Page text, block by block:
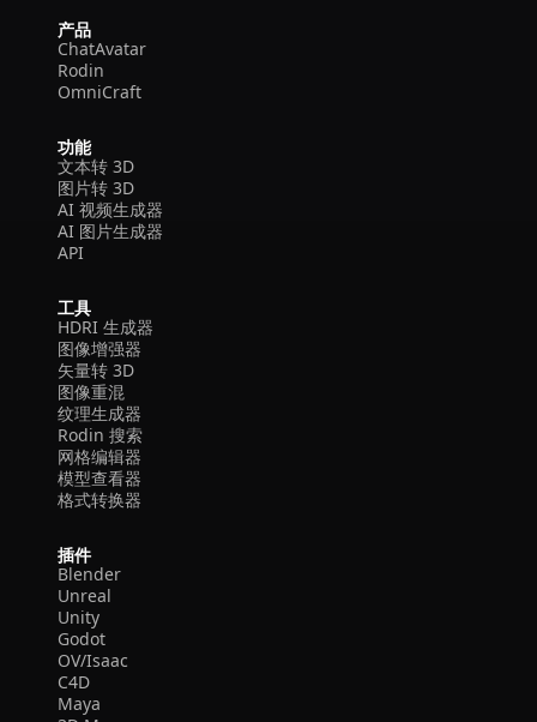
产品
ChatAvatar
Rodin
OmniCraft
功能
文本转 3D
图片转 3D
AI 视频生成器
AI 图片生成器
API
工具
HDRI 生成器
图像增强器
矢量转 3D
图像重混
纹理生成器
Rodin 搜索
网格编辑器
模型查看器
格式转换器
插件
Blender
Unreal
Unity
Godot
OV/Isaac
C4D
Maya